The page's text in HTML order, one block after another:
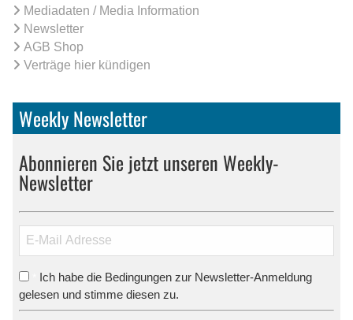
Mediadaten / Media Information
Newsletter
AGB Shop
Verträge hier kündigen
Weekly Newsletter
Abonnieren Sie jetzt unseren Weekly-
Newsletter
Ich habe die Bedingungen zur Newsletter-Anmeldung
gelesen und stimme diesen zu.